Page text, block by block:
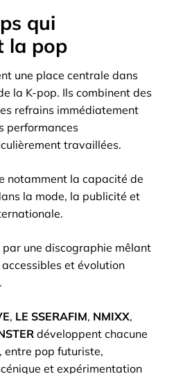
qui
la pop
une place centrale dans
la K-pop. Ils combinent des
refrains immédiatement
performances
travaillées.
notamment la capacité de
la mode, la publicité et
par une discographie mêlant
et évolution
, LE SSERAFIM, NMIXX,
développent chacune
entre pop futuriste,
et expérimentation